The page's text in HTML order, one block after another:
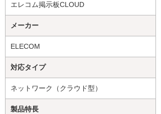
エレコム掲示板CLOUD
メーカー
ELECOM
対応タイプ
ネットワーク（クラウド型）
製品特長